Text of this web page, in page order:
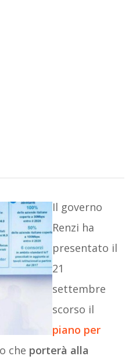
Il governo
Renzi ha
presentato il
21
settembre
scorso il
piano per
che porterà alla